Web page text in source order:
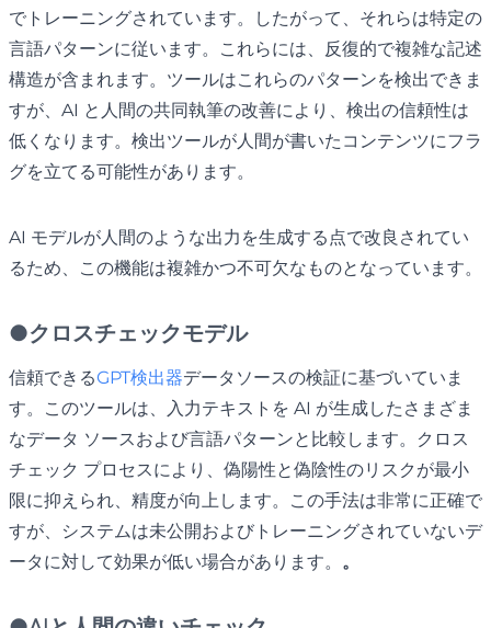
でトレーニングされています。したがって、それらは特定の
言語パターンに従います。これらには、反復的で複雑な記述
構造が含まれます。ツールはこれらのパターンを検出できま
すが、AI と人間の共同執筆の改善により、検出の信頼性は
低くなります。検出ツールが人間が書いたコンテンツにフラ
グを立てる可能性があります。
AI モデルが人間のような出力を生成する点で改良されてい
るため、この機能は複雑かつ不可欠なものとなっています。
●クロスチェックモデル
信頼できるGPT検出器データソースの検証に基づいていま
す。このツールは、入力テキストを AI が生成したさまざま
なデータ ソースおよび言語パターンと比較します。クロス
チェック プロセスにより、偽陽性と偽陰性のリスクが最小
限に抑えられ、精度が向上します。この手法は非常に正確で
すが、システムは未公開およびトレーニングされていないデ
ータに対して効果が低い場合があります。 。